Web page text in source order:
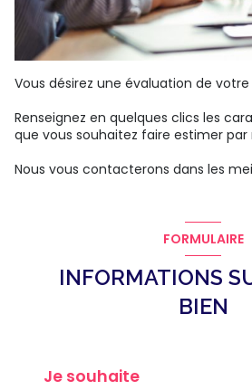
Vous désirez une évaluation de
Renseignez en quelques clics les
que vous souhaitez faire estimer par
Nous vous contacterons dans les
FORMULAIRE
INFORMATIONS
BIEN
Je souhaite